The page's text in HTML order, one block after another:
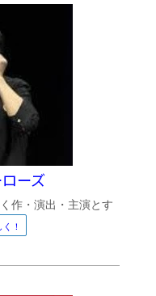
ーズ
作・演出・主演とす
！